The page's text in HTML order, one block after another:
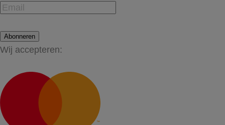
Abonneren
Wij accepteren: